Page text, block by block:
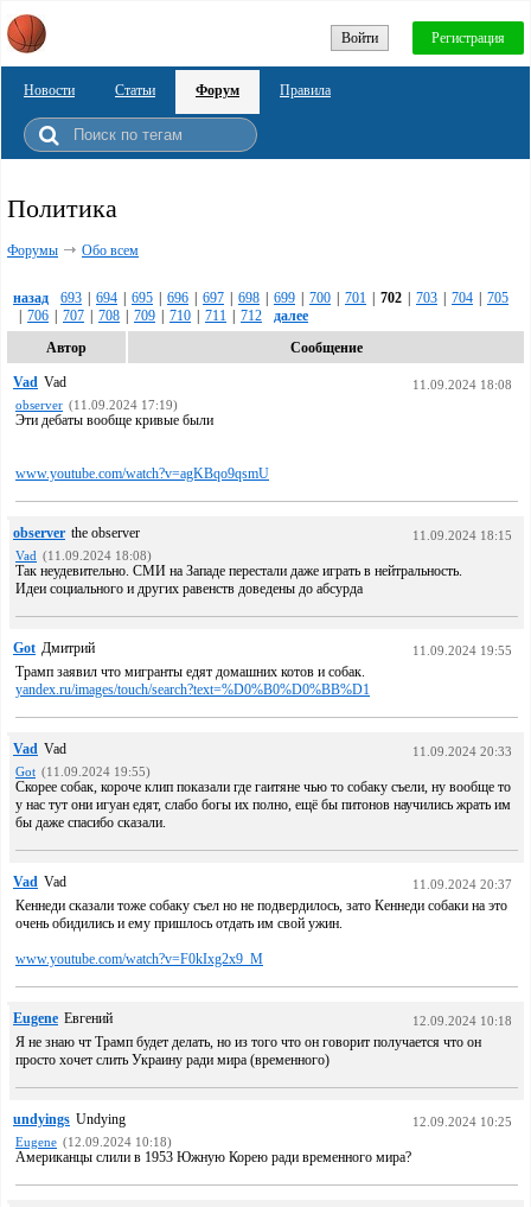
Войти Регистрация
Новости Статьи Форум Правила
Политика
Форумы Обо всем
назад 693 694 695 696 697 698 699 700 701 702 703 704
705
706 707 708 709 710 711 712
далее
Автор
Сообщение
Vad Vad
11.09.2024 18:08
observer (11.09.2024 17:19)
Эти дебаты вообще кривые были
www.youtube.com/watch?v=agKBqo9qsmU
observer the observer
11.09.2024 18:15
Vad (11.09.2024 18:08)
Так неудевительно. СМИ на Западе перестали даже играть в нейтральность.
Идеи социального и других равенств доведены до абсурда
Got Дмитрий 11.09.2024 19:55
Трамп заявил что мигранты едят домашних котов и собак.
yandex.ru/images/touch/search?text=%D0%B0%D0%BB%D1
Vad Vad
11.09.2024 20:33
Got (11.09.2024 19:55)
Скорее собак, короче клип показали где гаитяне чью то собаку съели, ну вообще то
у нас тут они игуан едят, слабо богы их полно, ещё бы питонов научились жрать им
бы даже спасибо сказали.
Vad Vad 11.09.2024 20:37
Кеннеди сказали тоже собаку съел но не подвердилось, зато Кеннеди собаки на это
очень обидились и ему пришлось отдать им свой ужин.
www.youtube.com/watch?v=F0kIxg2x9_M
Eugene Евгений 12.09.2024 10:18
Я не знаю чт Трамп будет делать, но из того что он говорит получается что он
просто хочет слить Украину ради мира (временного)
undyings Undying
12.09.2024 10:25
Eugene (12.09.2024 10:18)
Американцы слили в 1953 Южную Корею ради временного мира?